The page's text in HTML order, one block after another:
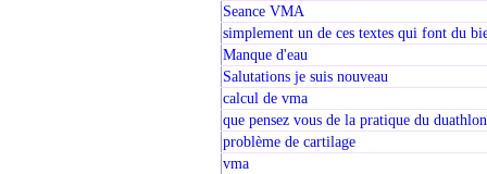
Seance VMA
simplement un de ces textes qui font du
Manque d'eau
Salutations je suis nouveau
calcul de vma
que pensez vous de la pratique du
problème de cartilage
vma